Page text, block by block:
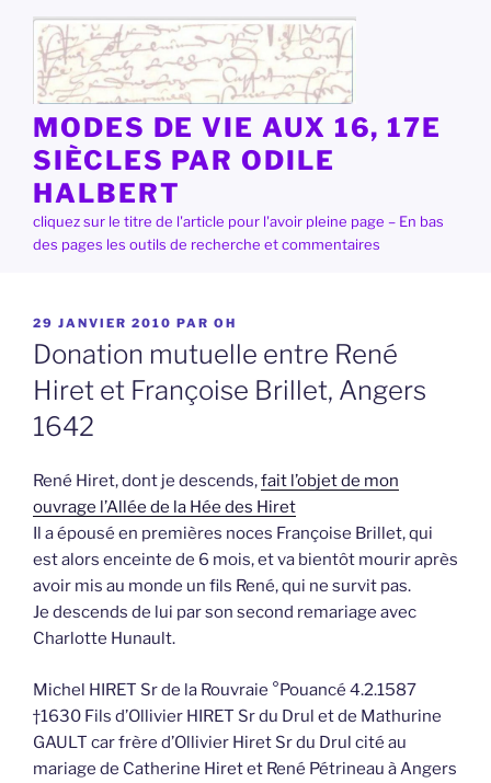
contenu
principal
MODES DE VIE AUX 16, 17E
SIÈCLES PAR ODILE
HALBERT
cliquez sur le titre de l'article pour l'avoir pleine page – En bas
des pages les outils de recherche et commentaires
PUBLIÉ
LE
29 JANVIER 2010 PAR OH
Donation mutuelle entre René
Hiret et Françoise Brillet, Angers
1642
René Hiret, dont je descends,fait l’objet de mon
ouvrage l’Allée de la Hée des Hiret
Il a épousé en premières noces Françoise Brillet, qui
est alors enceinte de 6 mois, et va bientôt mourir après
avoir mis au monde un fils René, qui ne survit pas.
Je descends de lui par son second remariage avec
Charlotte Hunault.
Michel HIRET Sr de la Rouvraie °Pouancé 4.2.1587
†1630 Fils d’Ollivier HIRET Sr du Drul et de Mathurine
GAULT car frère d’Ollivier Hiret Sr du Drul cité au
mariage de Catherine Hiret et René Pétrineau à Angers